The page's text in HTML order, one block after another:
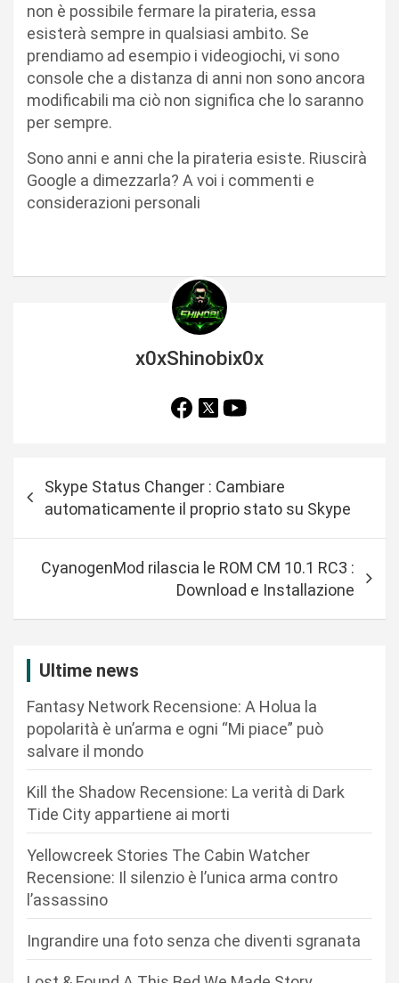
non è possibile fermare la pirateria, essa
esisterà sempre in qualsiasi ambito. Se
prendiamo ad esempio i videogiochi, vi sono
console che a distanza di anni non sono ancora
modificabili ma ciò non significa che lo saranno
per sempre.
Sono anni e anni che la pirateria esiste. Riuscirà
Google a dimezzarla? A voi i commenti e
considerazioni personali
x0xShinobix0x
a
Skype Status Changer : Cambiare
automaticamente il proprio stato su Skype
CyanogenMod rilascia le ROM CM 10.1 RC3 :
Download e Installazione
Ultime news
Fantasy Network Recensione: A Holua la
popolarità è un’arma e ogni “Mi piace” può
salvare il mondo
Kill the Shadow Recensione: La verità di Dark
Tide City appartiene ai morti
Yellowcreek Stories The Cabin Watcher
Recensione: Il silenzio è l’unica arma contro
l’assassino
Ingrandire una foto senza che diventi sgranata